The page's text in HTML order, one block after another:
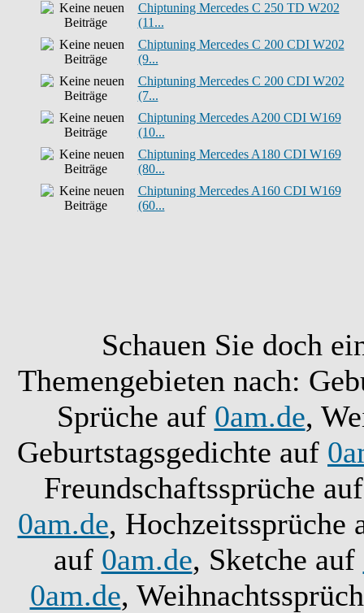
Chiptuning Mercedes C 250 TD W202
(11...
Chiptuning Mercedes C 200 CDI W202
(9...
Chiptuning Mercedes C 200 CDI W202
(7...
Chiptuning Mercedes A200 CDI W169
(10...
Chiptuning Mercedes A180 CDI W169
(80...
Chiptuning Mercedes A160 CDI W169
(60...
Schauen Sie doch
Themengebieten nach:
Sprüche auf 0am.de,
Geburtstagsgedichte auf
Freundschaftssprüche
0am.de, Hochzeitssprüche
auf 0am.de, Sketche auf
0am.de,